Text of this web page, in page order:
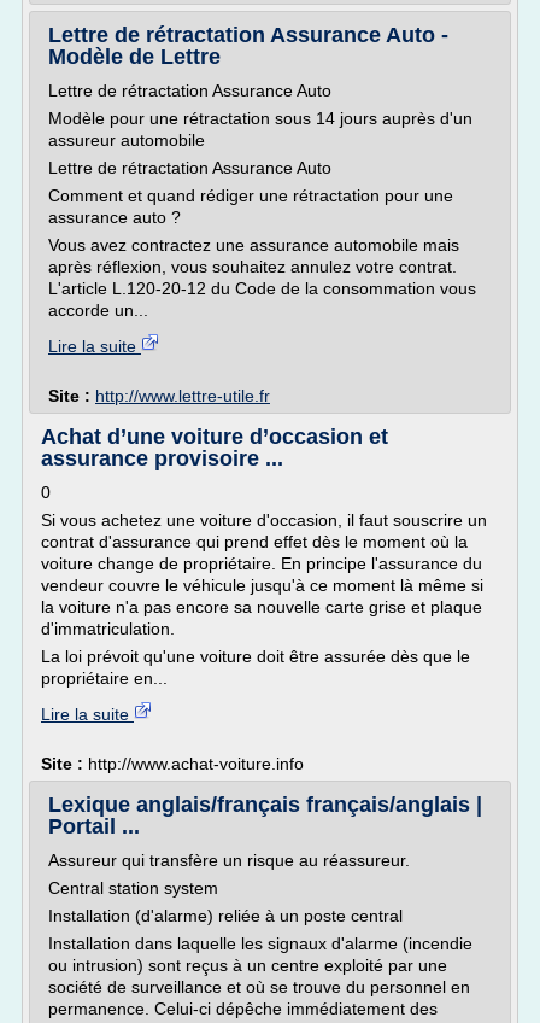
Lettre de rétractation Assurance Auto -
Modèle de Lettre
Lettre de rétractation Assurance Auto
Modèle pour une rétractation sous 14 jours auprès d'un
assureur automobile
Lettre de rétractation Assurance Auto
Comment et quand rédiger une rétractation pour une
assurance auto ?
Vous avez contractez une assurance automobile mais
après réflexion, vous souhaitez annulez votre contrat.
L'article L.120-20-12 du Code de la consommation vous
accorde un...
Lire la suite
Site : http://www.lettre-utile.fr
Achat d’une voiture d’occasion et
assurance provisoire ...
0
Si vous achetez une voiture d'occasion, il faut souscrire un
contrat d'assurance qui prend effet dès le moment où la
voiture change de propriétaire. En principe l'assurance du
vendeur couvre le véhicule jusqu'à ce moment là même si
la voiture n'a pas encore sa nouvelle carte grise et plaque
d'immatriculation.
La loi prévoit qu'une voiture doit être assurée dès que le
propriétaire en...
Lire la suite
Site : http://www.achat-voiture.info
Lexique anglais/français français/anglais |
Portail ...
Assureur qui transfère un risque au réassureur.
Central station system
Installation (d'alarme) reliée à un poste central
Installation dans laquelle les signaux d'alarme (incendie
ou intrusion) sont reçus à un centre exploité par une
société de surveillance et où se trouve du personnel en
permanence. Celui-ci dépêche immédiatement des